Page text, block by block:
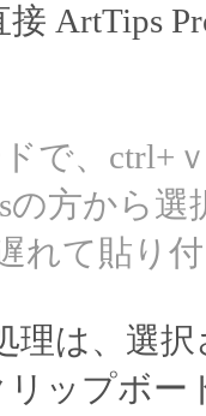
ArtTips
で、ctrl+
の方から
れて貼り
理は、選
ップボー